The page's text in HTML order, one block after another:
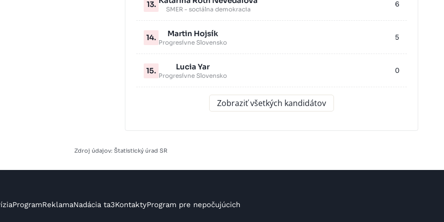
13.
SMER - sociálna demokracia
6
14. Martin Hojsík
Progresívne Slovensko
5
15. Lucia Yar
Progresívne Slovensko
0
Zobraziť všetkých kandidátov
Zdroj údajov: Štatistický úrad SR
ProgramReklamaNadácia ta3KontaktyProgram pre nepočujúcich